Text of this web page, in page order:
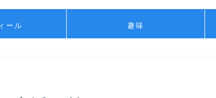
ール 趣味